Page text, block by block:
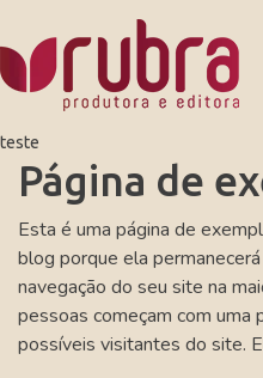
teste
Página de
Esta é uma página de
blog porque ela
navegação do seu site na
pessoas começam com uma
possíveis visitantes do site.